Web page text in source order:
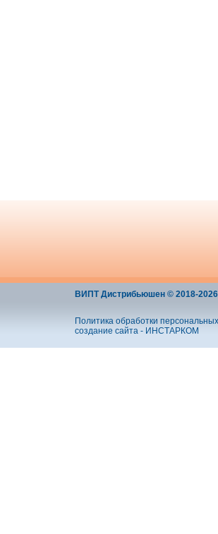
ВИПТ Дистрибьюшен © 2018-2026
Политика обработки
создание сайта - ИНСТАРКОМ